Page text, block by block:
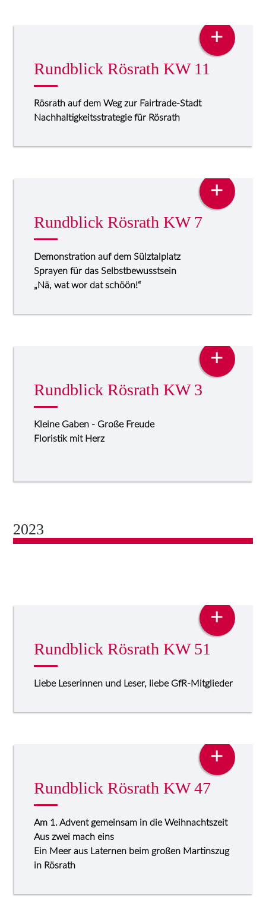
Rundblick Rösrath KW 11
Rösrath auf dem Weg zur Fairtrade-Stadt
Nachhaltigkeitsstrategie für Rösrath
+
Rundblick Rösrath KW 7
Demonstration auf dem Sülztalplatz
Sprayen für das Selbstbewusstsein
„Nä, wat wor dat schöön!“
+
Rundblick Rösrath KW 3
Kleine Gaben - Große Freude
Floristik mit Herz
+
2023
Rundblick Rösrath KW 51
Liebe Leserinnen und Leser, liebe GfR-Mitglieder
+
Rundblick Rösrath KW 47
Am 1. Advent gemeinsam in die Weihnachtszeit
Aus zwei mach eins
Ein Meer aus Laternen beim großen Martinszug
in Rösrath
+